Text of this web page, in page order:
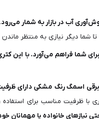
دیگر نیازی به منتظر
شما فراهم می‌آورد. با این
رنگ مشکی دارای ظرفیت 1.7 لیتر است که معادل 7 فنجان
با ظرفیت مناسب برای